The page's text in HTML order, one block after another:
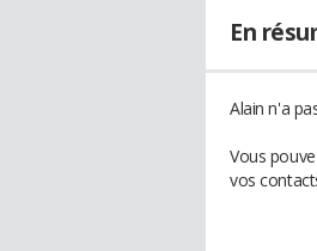
En
Alain n'a
Vous
vos